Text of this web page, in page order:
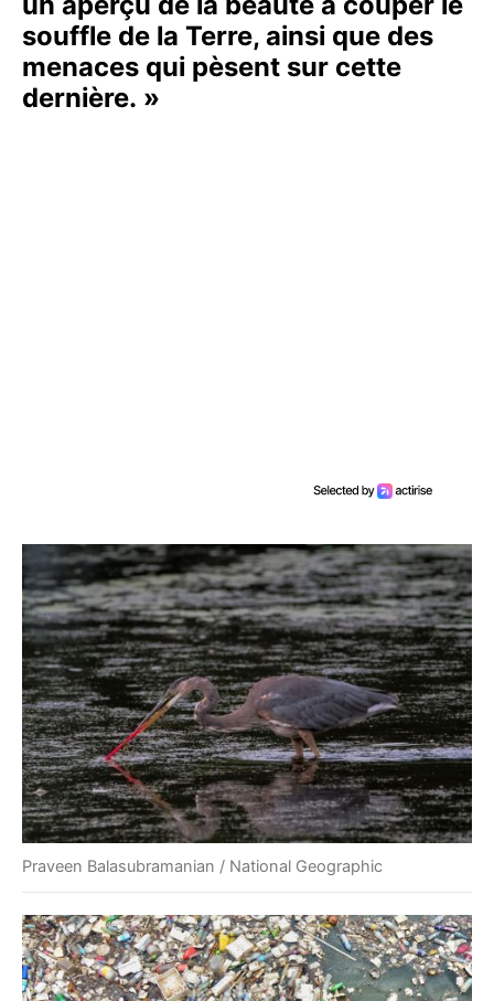
souffle de la Terre, ainsi que des
menaces qui pèsent sur cette
dernière. »
Praveen Balasubramanian / National Geographic